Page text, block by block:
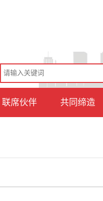
联席伙伴 共同缔造